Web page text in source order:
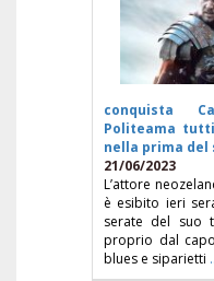
conquista
Politeama
nella prima del
21/06/2023
L’attore
è esibito ieri
serate del suo
proprio dal
blues e siparietti